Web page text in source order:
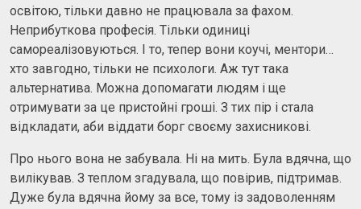
освітою, тільки давно не працювала за фахом.
Неприбуткова професія. Тільки одиниці
самореалізовуються. І то, тепер вони коучі, ментори…
хто завгодно, тільки не психологи. Аж тут така
альтернатива. Можна допомагати людям і ще
отримувати за це пристойні гроші. З тих пір і стала
відкладати, аби віддати борг своєму захисникові.
Про нього вона не забувала. Ні на мить. Була вдячна, що
вилікував. З теплом згадувала, що повірив, підтримав.
Дуже була вдячна йому за все, тому із задоволенням